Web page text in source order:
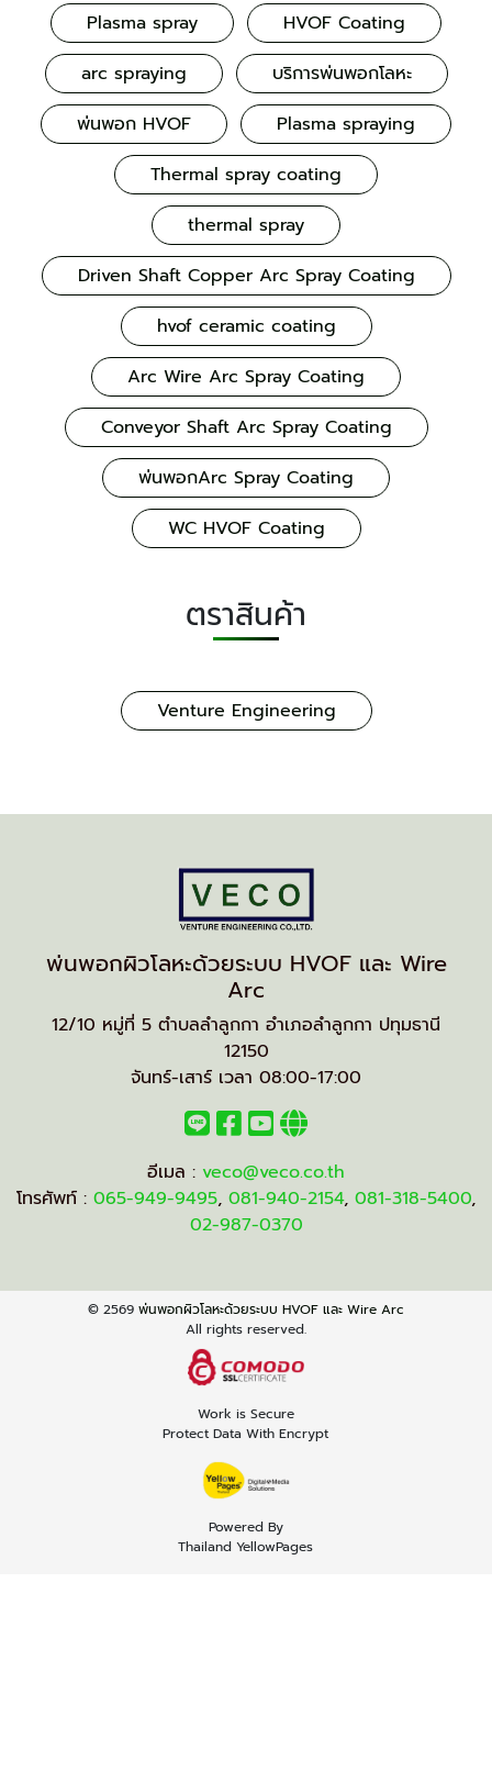
Plasma spray
HVOF Coating
arc spraying
บริการพ่นพอกโลหะ
พ่นพอก HVOF
Plasma spraying
Thermal spray coating
thermal spray
Driven Shaft Copper Arc Spray Coating
hvof ceramic coating
Arc Wire Arc Spray Coating
Conveyor Shaft Arc Spray Coating
พ่นพอกArc Spray Coating
WC HVOF Coating
ตราสินค้า
Venture Engineering
พ่นพอกผิวโลหะด้วยระบบ HVOF และ Wire
Arc
12/10 หมู่ที่ 5 ตำบลลำลูกกา อำเภอลำลูกกา ปทุมธานี
12150
จันทร์-เสาร์ เวลา 08:00-17:00
อีเมล : veco@veco.co.th
โทรศัพท์ : 065-949-9495, 081-940-2154, 081-318-5400,
02-987-0370
© 2569 พ่นพอกผิวโลหะด้วยระบบ HVOF และ Wire Arc
All rights reserved.
Work is Secure
Protect Data With Encrypt
Powered By
Thailand YellowPages